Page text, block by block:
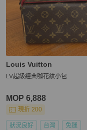
Louis Vuitton
LV超級經典咖花紋小包
MOP 6,888
現折 200
狀況良好 台灣 免運